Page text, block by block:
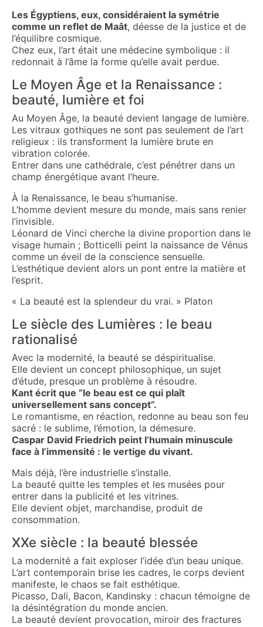
Les Égyptiens, eux, considéraient la symétrie
comme un reflet de Maât, déesse de la justice et de
l’équilibre cosmique.
Chez eux, l’art était une médecine symbolique : il
redonnait à l’âme la forme qu’elle avait perdue.
Le Moyen Âge et la Renaissance :
beauté, lumière et foi
Au Moyen Âge, la beauté devient langage de lumière.
Les vitraux gothiques ne sont pas seulement de l’art
religieux : ils transforment la lumière brute en
vibration colorée.
Entrer dans une cathédrale, c’est pénétrer dans un
champ énergétique avant l’heure.
À la Renaissance, le beau s’humanise.
L’homme devient mesure du monde, mais sans renier
l’invisible.
Léonard de Vinci cherche la divine proportion dans le
visage humain ; Botticelli peint la naissance de Vénus
comme un éveil de la conscience sensuelle.
L’esthétique devient alors un pont entre la matière et
l’esprit.
« La beauté est la splendeur du vrai. » Platon
Le siècle des Lumières : le beau
rationalisé
Avec la modernité, la beauté se déspiritualise.
Elle devient un concept philosophique, un sujet
d’étude, presque un problème à résoudre.
Kant écrit que “le beau est ce qui plaît
universellement sans concept”.
Le romantisme, en réaction, redonne au beau son feu
sacré : le sublime, l’émotion, la démesure.
Caspar David Friedrich peint l’humain minuscule
face à l’immensité : le vertige du vivant.
Mais déjà, l’ère industrielle s’installe.
La beauté quitte les temples et les musées pour
entrer dans la publicité et les vitrines.
Elle devient objet, marchandise, produit de
consommation.
XXe siècle : la beauté blessée
La modernité a fait exploser l’idée d’un beau unique.
L’art contemporain brise les cadres, le corps devient
manifeste, le chaos se fait esthétique.
Picasso, Dali, Bacon, Kandinsky : chacun témoigne de
la désintégration du monde ancien.
La beauté devient provocation, miroir des fractures